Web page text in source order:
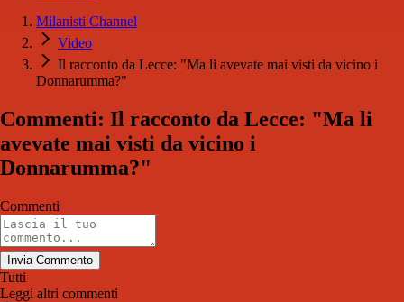
Milanisti Channel
Video
Il racconto da Lecce: "Ma li avevate mai visti da vicino i
Donnarumma?"
Commenti: Il racconto da Lecce: "Ma li
avevate mai visti da vicino i
Donnarumma?"
Commenti
Invia Commento
Tutti
Leggi altri commenti